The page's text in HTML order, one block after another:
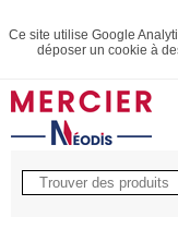
Ce site utilise Google
déposer un cookie à